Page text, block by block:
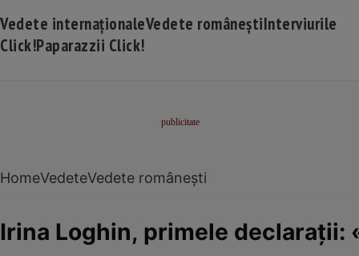
Vedete internaționaleVedete româneștiInterviurile
Click!Paparazzii Click!
HomeVedeteVedete românești
Irina Loghin, primele